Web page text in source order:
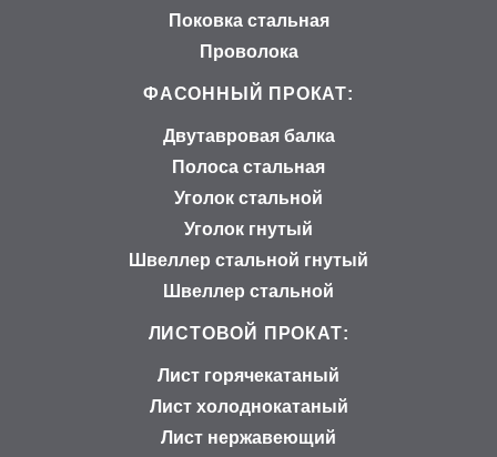
Поковка стальная
Проволока
ФАСОННЫЙ ПРОКАТ:
Двутавровая балка
Полоса стальная
Уголок стальной
Уголок гнутый
Швеллер стальной гнутый
Швеллер стальной
ЛИСТОВОЙ ПРОКАТ:
Лист горячекатаный
Лист холоднокатаный
Лист нержавеющий